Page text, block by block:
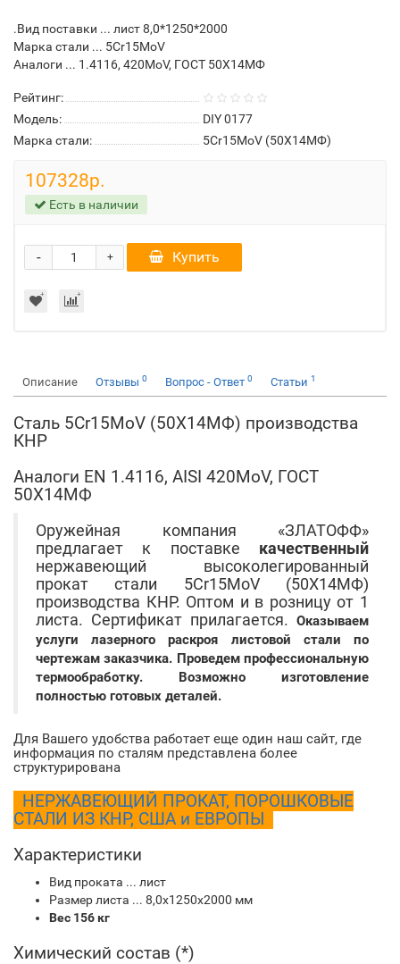
.Вид поставки ... лист 8,0*1250*2000
Марка стали ... 5Cr15MoV
Аналоги ... 1.4116, 420MoV, ГОСТ 50Х14МФ
Рейтинг:
Модель:
DIY 0177
Марка стали:
5Cr15MoV (50Х14МФ)
107328р.
Есть в наличии
+
- Купить
Описание Отзывы 0 Вопрос - Ответ 0 Статьи 1
Сталь 5Cr15MoV (50Х14МФ) производства
КНР
Аналоги EN 1.4116, AISI 420MoV, ГОСТ
50Х14МФ
Оружейная компания «ЗЛАТОФФ»
предлагает к поставке качественный
нержавеющий высоколегированный
прокат стали 5Cr15MoV (50Х14МФ)
производства КНР. Оптом и в розницу от 1
листа. Сертификат прилагается. Оказываем
услуги лазерного раскроя листовой стали по
чертежам заказчика. Проведем профессиональную
термообработку. Возможно изготовление
полностью готовых деталей.
Для Вашего удобства работает еще один наш сайт, где
информация по сталям представлена более
структурирована
НЕРЖАВЕЮЩИЙ ПРОКАТ, ПОРОШКОВЫЕ
СТАЛИ ИЗ КНР, США и ЕВРОПЫ
Характеристики
Вид проката ... лист
Размер листа ... 8,0х1250х2000 мм
Вес 156 кг
Химический состав (*)